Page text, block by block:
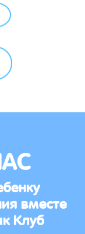
вместе
Клуб